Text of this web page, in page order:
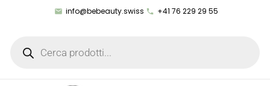
info@bebeauty.swiss +41 76 229 29 55